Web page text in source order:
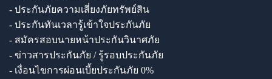
- ประกันภัยความเสี่ยงภัยทรัพย์สิน
- ประกันทันเวลารู้เข้าใจประกันภัย
- สมัครสอบนายหน้าประกันวินาศภัย
- ข่าวสารประกันภัย / รู้รอบประกันภัย
- เงื่อนไขการผ่อนเบี้ยประกันภัย 0%